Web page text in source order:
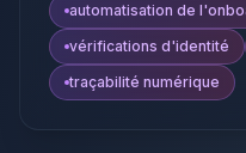
automatisation de
vérifications d'identité
traçabilité numérique